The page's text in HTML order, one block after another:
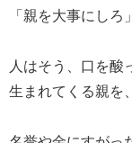
「親を大事にしろ」
人はそう、口を酸
生まれてくる親を